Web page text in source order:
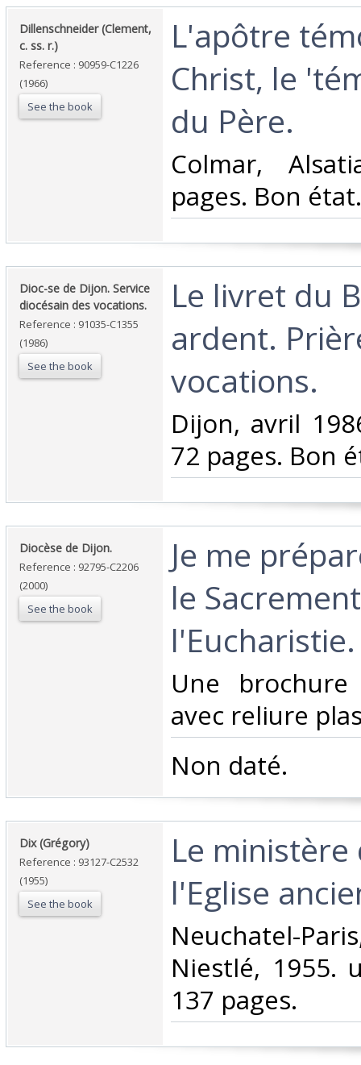
‎Dillenschneider (Clement,
c. ss. r.)‎
Reference : 90959-C1226
(1966)
See the book
‎L'apôtre
Christ, le
du Père.‎
‎Colmar,
pages. Bon état.‎
‎Dioc-se de Dijon. Service
diocésain des vocations.‎
Reference : 91035-C1355
(1986)
See the book
‎Le livret du
ardent.
vocations. ‎
‎Dijon, avril
72 pages. Bon
‎Diocèse de Dijon.‎
Reference : 92795-C2206
(2000)
See the book
‎Je me
le
‎Une
avec reliure
‎Non daté. ‎
‎Dix (Grégory)‎
Reference : 93127-C2532
(1955)
See the book
‎Le ministère
l'Eglise
‎Neuchatel-
Niestlé, 1955.
137 pages. ‎